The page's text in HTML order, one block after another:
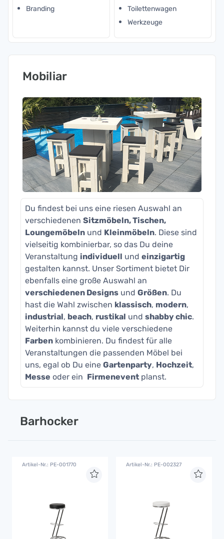
Branding
Toilettenwagen
Werkzeuge
Mobiliar
Du findest bei uns eine riesen Auswahl an
verschiedenen Sitzmöbeln, Tischen,
Loungemöbeln und Kleinmöbeln. Diese sind
vielseitig kombinierbar, so das Du deine
Veranstaltung individuell und einzigartig
gestalten kannst. Unser Sortiment bietet Dir
ebenfalls eine große Auswahl an
verschiedenen Designs und Größen. Du
hast die Wahl zwischen klassisch, modern,
industrial, beach, rustikal und shabby chic.
Weiterhin kannst du viele verschiedene
Farben kombinieren. Du findest für alle
Veranstaltungen die passenden Möbel bei
uns, egal ob Du eine Gartenparty, Hochzeit,
Messe oder ein Firmenevent planst.
Barhocker
Artikel-Nr.: PE-001770 Artikel-Nr.: PE-002327